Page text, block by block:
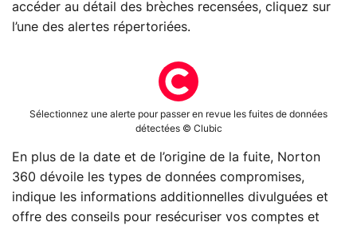
accéder au détail des brèches recensées, cliquez sur
l’une des alertes répertoriées.
Sélectionnez une alerte pour passer en revue les fuites de données
détectées © Clubic
En plus de la date et de l’origine de la fuite, Norton
360 dévoile les types de données compromises,
indique les informations additionnelles divulguées et
offre des conseils pour resécuriser vos comptes et